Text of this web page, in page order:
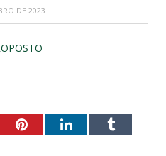
DE 2023
PinterestLinkedInTumblr